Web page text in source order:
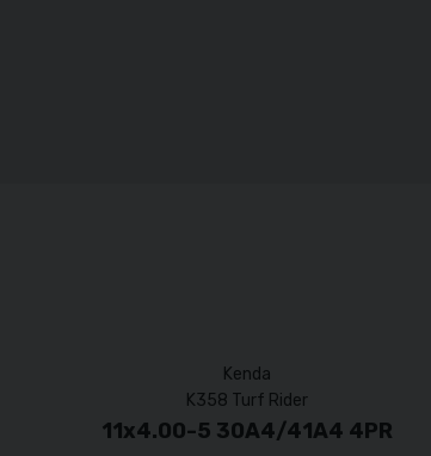
Kenda
K358 Turf Rider
11x4.00-5 30A4/41A4 4PR